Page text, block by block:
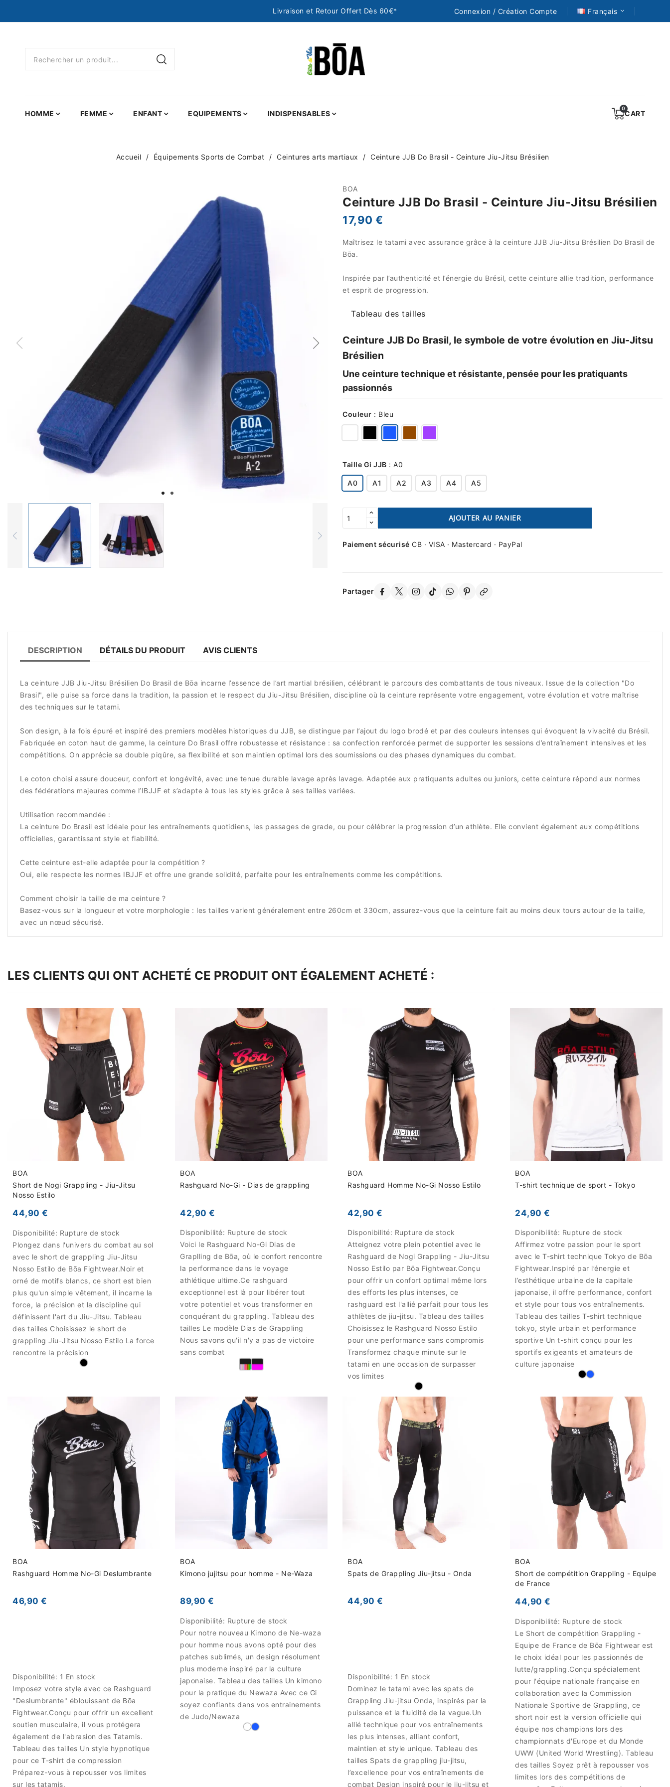
Livraison et Retour Offert Dès 60€* Connexion / Création Compte Français
HOMME FEMME ENFANT EQUIPEMENTS INDISPENSABLES CART
Accueil Équipements Sports de Combat Ceintures arts martiaux Ceinture JJB Do Brasil - Ceinture Jiu-Jitsu Brésilien
BOA
Ceinture JJB Do Brasil - Ceinture Jiu-Jitsu Brésilien
17,90 €
Maîtrisez le tatami avec assurance grâce à la ceinture JJB Jiu-Jitsu Brésilien Do Brasil de
Bōa.
Inspirée par l’authenticité et l’énergie du Brésil, cette ceinture allie tradition, performance
et esprit de progression.
Tableau des tailles
Ceinture JJB Do Brasil, le symbole de votre évolution en Jiu-Jitsu
Brésilien
Une ceinture technique et résistante, pensée pour les pratiquants
passionnés
Couleur : Bleu
Taille Gi JJB : A0
A0 A1 A2 A3 A4 A5
AJOUTER AU PANIER
Paiement sécurisé CB · VISA · Mastercard · PayPal
Partager
DESCRIPTION DÉTAILS DU PRODUIT AVIS CLIENTS
La ceinture JJB Jiu-Jitsu Brésilien Do Brasil de Bōa incarne l’essence de l’art martial brésilien, célébrant le parcours des combattants de tous niveaux. Issue de la collection "Do
Brasil", elle puise sa force dans la tradition, la passion et le respect du Jiu-Jitsu Brésilien, discipline où la ceinture représente votre engagement, votre évolution et votre maîtrise
des techniques sur le tatami.
Son design, à la fois épuré et inspiré des premiers modèles historiques du JJB, se distingue par l’ajout du logo brodé et par des couleurs intenses qui évoquent la vivacité du Brésil.
Fabriquée en coton haut de gamme, la ceinture Do Brasil offre robustesse et résistance : sa confection renforcée permet de supporter les sessions d’entraînement intensives et les
compétitions. On apprécie sa double piqûre, sa flexibilité et son maintien optimal lors des soumissions ou des phases dynamiques du combat.
Le coton choisi assure douceur, confort et longévité, avec une tenue durable lavage après lavage. Adaptée aux pratiquants adultes ou juniors, cette ceinture répond aux normes
des fédérations majeures comme l’IBJJF et s’adapte à tous les styles grâce à ses tailles variées.
Utilisation recommandée :
La ceinture Do Brasil est idéale pour les entraînements quotidiens, les passages de grade, ou pour célébrer la progression d’un athlète. Elle convient également aux compétitions
officielles, garantissant style et fiabilité.
Cette ceinture est-elle adaptée pour la compétition ?
Oui, elle respecte les normes IBJJF et offre une grande solidité, parfaite pour les entraînements comme les compétitions.
Comment choisir la taille de ma ceinture ?
Basez-vous sur la longueur et votre morphologie : les tailles varient généralement entre 260cm et 330cm, assurez-vous que la ceinture fait au moins deux tours autour de la taille,
avec un nœud sécurisé.
LES CLIENTS QUI ONT ACHETÉ CE PRODUIT ONT ÉGALEMENT ACHETÉ :
BOA
Short de Nogi Grappling - Jiu-Jitsu
Nosso Estilo
44,90 €
Disponibilité: Rupture de stock
Plongez dans l'univers du combat au sol
avec le short de grappling Jiu-Jitsu
Nosso Estilo de Bõa Fightwear.Noir et
orné de motifs blancs, ce short est bien
plus qu'un simple vêtement, il incarne la
force, la précision et la discipline qui
définissent l'art du Jiu-Jitsu. Tableau
des tailles Choisissez le short de
grappling Jiu-Jitsu Nosso Estilo La force
rencontre la précision
BOA
Rashguard No-Gi - Dias de grappling
42,90 €
Disponibilité: Rupture de stock
Voici le Rashguard No-Gi Dias de
Graplling de Bōa, où le confort rencontre
la performance dans le voyage
athlétique ultime.Ce rashguard
exceptionnel est là pour libérer tout
votre potentiel et vous transformer en
conquérant du grappling. Tableau des
tailles Le modèle Dias de Grappling
Nous savons qu'il n'y a pas de victoire
sans combat
BOA
Rashguard Homme No-Gi Nosso Estilo
42,90 €
Disponibilité: Rupture de stock
Atteignez votre plein potentiel avec le
Rashguard de Nogi Grappling - Jiu-Jitsu
Nosso Estilo par Bōa Fightwear.Conçu
pour offrir un confort optimal même lors
des efforts les plus intenses, ce
rashguard est l'allié parfait pour tous les
athlètes de jiu-jitsu. Tableau des tailles
Choisissez le Rashguard Nosso Estilo
pour une performance sans compromis
Transformez chaque minute sur le
tatami en une occasion de surpasser
vos limites
BOA
T-shirt technique de sport - Tokyo
24,90 €
Disponibilité: Rupture de stock
Affirmez votre passion pour le sport
avec le T-shirt technique Tokyo de Bōa
Fightwear.Inspiré par l’énergie et
l’esthétique urbaine de la capitale
japonaise, il offre performance, confort
et style pour tous vos entraînements.
Tableau des tailles T-shirt technique
tokyo, style urbain et performance
sportive Un t-shirt conçu pour les
sportifs exigeants et amateurs de
culture japonaise
BOA
Rashguard Homme No-Gi Deslumbrante
46,90 €
Disponibilité: 1 En stock
Imposez votre style avec ce Rashguard
"Deslumbrante" éblouissant de Bōa
Fightwear.Conçu pour offrir un excellent
soutien musculaire, il vous protégera
également de l'abrasion des Tatamis.
Tableau des tailles Un style hypnotique
pour ce T-shirt de compression
Préparez-vous à repousser vos limites
sur les tatamis.
BOA
Kimono jujitsu pour homme - Ne-Waza
89,90 €
Disponibilité: Rupture de stock
Pour notre nouveau Kimono de Ne-waza
pour homme nous avons opté pour des
patches sublimés, un design résolument
plus moderne inspiré par la culture
japonaise. Tableau des tailles Un kimono
pour la pratique du Newaza Avec ce Gi
soyez confiants dans vos entrainements
de Judo/Newaza
BOA
Spats de Grappling Jiu-jitsu - Onda
44,90 €
Disponibilité: 1 En stock
Dominez le tatami avec les spats de
Grappling Jiu-jitsu Onda, inspirés par la
puissance et la fluidité de la vague.Un
allié technique pour vos entraînements
les plus intenses, alliant confort,
maintien et style unique. Tableau des
tailles Spats de grappling jiu-jitsu,
l’excellence pour vos entraînements de
combat Design inspiré pour le jiu-jitsu et
BOA
Short de compétition Grappling - Equipe
de France
44,90 €
Disponibilité: Rupture de stock
Le Short de compétition Grappling -
Equipe de France de Bōa Fightwear est
le choix idéal pour les passionnés de
lutte/grappling.Conçu spécialement
pour l'équipe nationale française en
collaboration avec la Commission
Nationale Sportive de Grappling, ce
short noir est la version officielle qui
équipe nos champions lors des
championnats d'Europe et du Monde
UWW (United World Wrestling). Tableau
des tailles Soyez prêt à repousser vos
limites lors des compétitions de